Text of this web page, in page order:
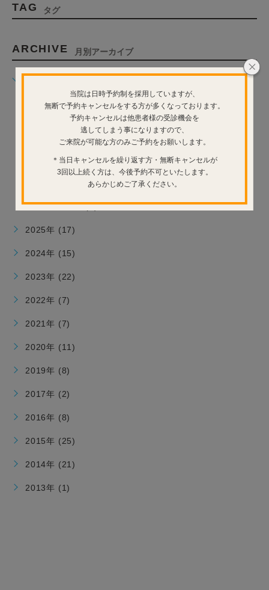
当院は日時予約制を採用していますが、
無断で予約キャンセルをする方が多くなっております。
予約キャンセルは他患者様の受診機会を
逃してしまう事になりますので、
ご来院が可能な方のみご予約をお願いします。
＊当日キャンセルを繰り返す方・無断キャンセルが
3回以上続く方は、今後予約不可といたします。
あらかじめご了承ください。
TAG タグ
ARCHIVE 月別アーカイブ
2026年7月 (1)
2026年6月 (3)
2026年5月 (4)
2026年3月 (1)
2026年2月 (1)
2026年1月 (1)
2025年 (17)
2024年 (15)
2023年 (22)
2022年 (7)
2021年 (7)
2020年 (11)
2019年 (8)
2017年 (2)
2016年 (8)
2015年 (25)
2014年 (21)
2013年 (1)